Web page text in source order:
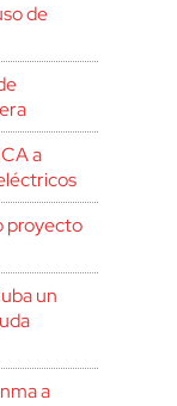
de
a
proyecto
un
a